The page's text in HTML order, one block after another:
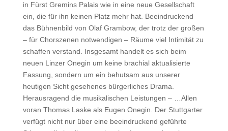
in Fürst Gremins Palais wie in eine neue Gesellschaft
ein, die für ihn keinen Platz mehr hat. Beeindruckend
das Bühnenbild von Olaf Grambow, der trotz der großen
– für Chorszenen notwendigen – Räume viel Intimität zu
schaffen verstand. Insgesamt handelt es sich beim
neuen Linzer Onegin um keine brachial aktualisierte
Fassung, sondern um ein behutsam aus unserer
heutigen Sicht gesehenes bürgerliches Drama.
Herausragend die musikalischen Leistungen – …Allen
voran Thomas Laske als Eugen Onegin. Der Stuttgarter
verfügt nicht nur über eine beeindruckend geführte